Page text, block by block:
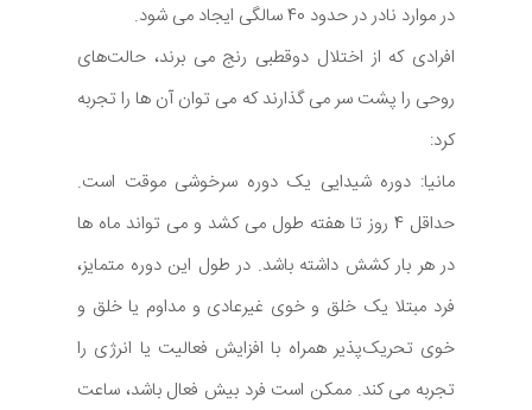
در موارد نادر در حدود 40 سالگی ایجاد می شود.
افرادی که از اختلال دوقطبی رنج می ‌برند، حالت‌های
روحی را پشت سر می ‌گذارند که می ‌توان آن ‌ها را تجربه
کرد:
مانیا: دوره شیدایی یک دوره سرخوشی موقت است.
حداقل 4 روز تا هفته طول می کشد و می تواند ماه ها
در هر بار کشش داشته باشد. در طول این دوره متمایز،
فرد مبتلا یک خلق و خوی غیرعادی و مداوم یا خلق و
خوی تحریک‌پذیر همراه با افزایش فعالیت یا انرژی را
تجربه می‌ کند. ممکن است فرد بیش فعال باشد، ساعت